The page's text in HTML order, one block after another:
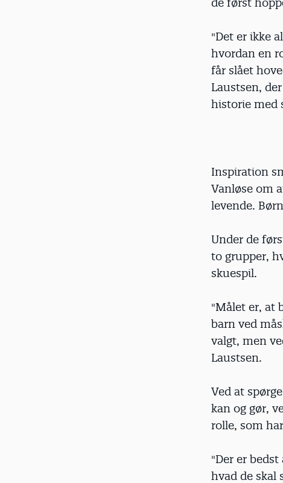
"Det er ikke
hvordan en
får slået
Laustsen,
historie med
Inspiration
Vanløse om
levende.
Under de
to grupper,
skuespil.
"Målet er, at
barn ved
valgt, men
Laustsen.
Ved at
kan og gør,
rolle, som
"Der er
hvad de skal